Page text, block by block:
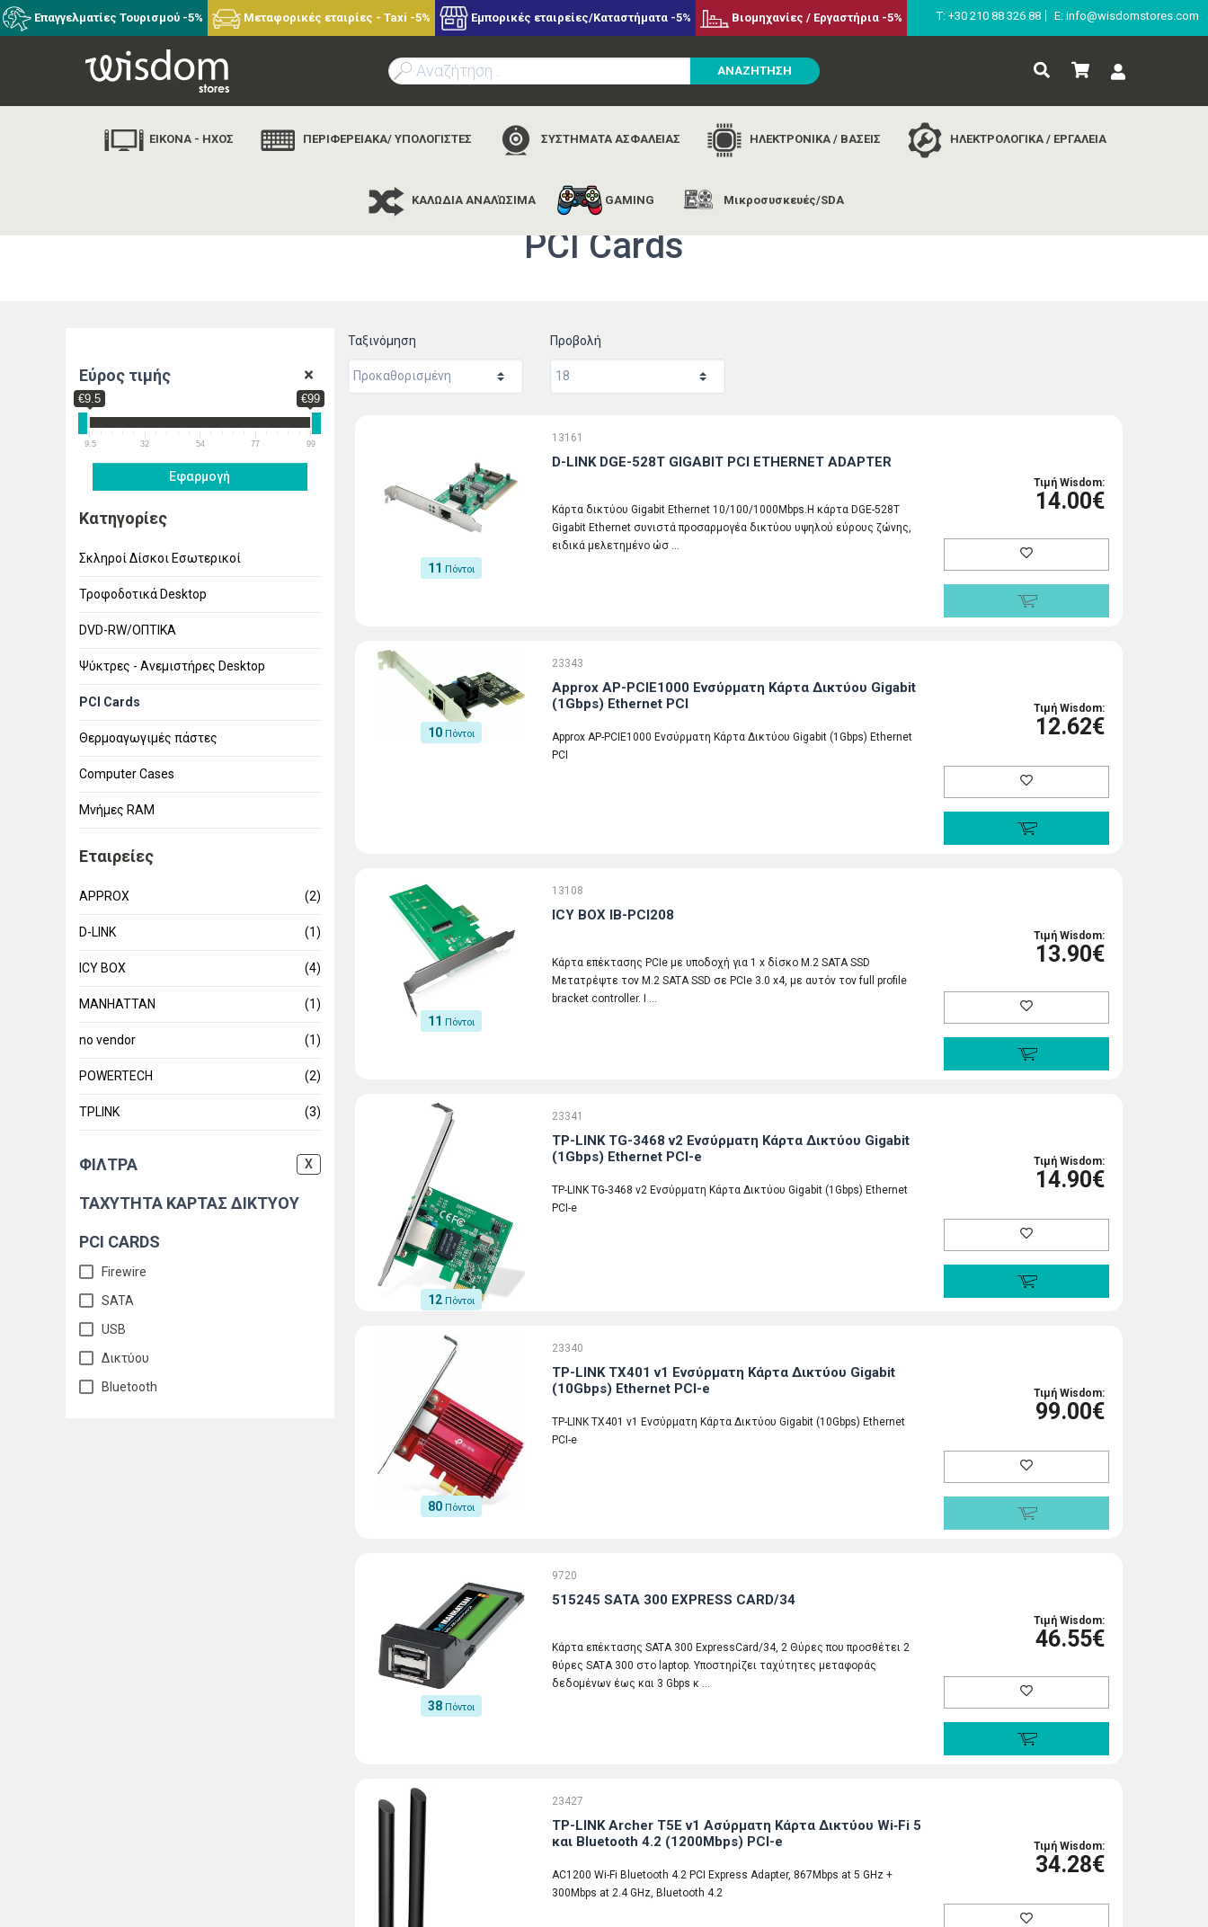
Επαγγελματίες Τουρισμού -5% Μεταφορικές εταιρίες - Taxi -5% Εμπορικές εταιρείες/Καταστήματα -5% Βιομηχανίες / Εργαστήρια -5% Τ: +30 210 88 326 88 E: info@wisdomstores.com
ΑΝΑΖΗΤΗΣΗ
ΕΙΚΟΝΑ - ΗΧΟΣ ΠΕΡΙΦΕΡΕΙΑΚΑ/ ΥΠΟΛΟΓΙΣΤΕΣ ΣΥΣΤΗΜΑΤΑ ΑΣΦΑΛΕΙΑΣ ΗΛΕΚΤΡΟΝΙΚΑ / ΒΑΣΕΙΣ ΗΛΕΚΤΡΟΛΟΓΙΚΑ / ΕΡΓΑΛΕΙΑ
ΚΑΛΩΔΙΑ ΑΝΑΛΏΣΙΜΑ GAMING Μικροσυσκευές/SDA
αρχική περιφερειακα/ υπολογιστες αναβαθμιση-εξαρτηματα η/υ pci cards
PCI Cards
Εύρος τιμής
€9.5 €99
9.5 32 54 77 99
Εφαρμογή
Κατηγορίες
Σκληροί Δίσκοι Εσωτερικοί
Τροφοδοτικά Desktop
DVD-RW/ΟΠΤΙΚΑ
Ψύκτρες - Ανεμιστήρες Desktop
PCI Cards
Θερμοαγωγιμές πάστες
Computer Cases
Μνήμες RAM
Εταιρείες
APPROX (2)
D-LINK (1)
ICY BOX (4)
MANHATTAN (1)
no vendor (1)
POWERTECH (2)
TPLINK (3)
ΦΙΛΤΡΑ X
ΤΑΧΥΤΗΤΑ ΚΑΡΤΑΣ ΔΙΚΤΥΟΥ
PCI CARDS
Firewire
SATA
USB
Δικτύου
Bluetooth
Ταξινόμηση Προβολή
11 Πόντοι
13161
D-LINK DGE-528T GIGABIT PCI ETHERNET ADAPTER
Κάρτα δικτύου Gigabit Ethernet 10/100/1000Mbps.Η κάρτα DGE-528T
Gigabit Ethernet συνιστά προσαρμογέα δικτύου υψηλού εύρους ζώνης,
ειδικά μελετημένο ώσ …
Τιμή Wisdom:
14.00€
10 Πόντοι
23343
Approx AP-PCIE1000 Ενσύρματη Κάρτα Δικτύου Gigabit
(1Gbps) Ethernet PCI
Approx AP-PCIE1000 Ενσύρματη Κάρτα Δικτύου Gigabit (1Gbps) Ethernet
PCI
Τιμή Wisdom:
12.62€
11 Πόντοι
13108
ICY BOX IB-PCI208
Κάρτα επέκτασης PCIe με υποδοχή για 1 x δίσκο M.2 SATA SSD
Μετατρέψτε τον M.2 SATA SSD σε PCIe 3.0 x4, με αυτόν τον full profile
bracket controller. Ι …
Τιμή Wisdom:
13.90€
12 Πόντοι
23341
TP-LINK TG-3468 v2 Ενσύρματη Κάρτα Δικτύου Gigabit
(1Gbps) Ethernet PCI-e
TP-LINK TG-3468 v2 Ενσύρματη Κάρτα Δικτύου Gigabit (1Gbps) Ethernet
PCI-e
Τιμή Wisdom:
14.90€
80 Πόντοι
23340
TP-LINK TX401 v1 Ενσύρματη Κάρτα Δικτύου Gigabit
(10Gbps) Ethernet PCI-e
TP-LINK TX401 v1 Ενσύρματη Κάρτα Δικτύου Gigabit (10Gbps) Ethernet
PCI-e
Τιμή Wisdom:
99.00€
38 Πόντοι
9720
515245 SATA 300 EXPRESS CARD/34
Κάρτα επέκτασης SATA 300 ExpressCard/34, 2 Θύρες που προσθέτει 2
θύρες SATA 300 στο laptop. Υποστηρίζει ταχύτητες μεταφοράς
δεδομένων έως και 3 Gbps κ …
Τιμή Wisdom:
46.55€
23427
TP-LINK Archer T5E v1 Ασύρματη Κάρτα Δικτύου Wi‑Fi 5
και Bluetooth 4.2 (1200Mbps) PCI-e
AC1200 Wi-Fi Bluetooth 4.2 PCI Express Adapter, 867Mbps at 5 GHz +
300Mbps at 2.4 GHz, Bluetooth 4.2
Τιμή Wisdom:
34.28€